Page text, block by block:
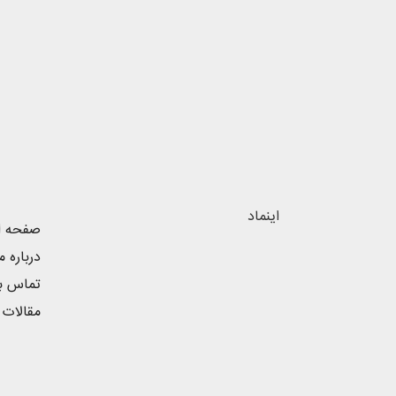
اینماد
صفحه
درباره
تماس